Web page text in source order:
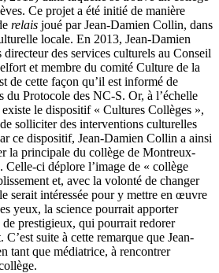
Ce projet a été initié de manière
relais joué par Jean-Damien Collin, dans
locale. En 2013, Jean-Damien
des services culturels au Conseil
et membre du comité Culture de la
de cette façon qu’il est informé de
du Protocole des NC-S. Or, à l’échelle
le dispositif « Cultures Collèges »,
solliciter des interventions culturelles
ce dispositif, Jean-Damien Collin a ainsi
la principale du collège de Montreux-
ci déplore l’image de « collège
et, avec la volonté de changer
serait intéressée pour y mettre en œuvre
yeux, la science pourrait apporter
prestigieux, qui pourrait redorer
C’est suite à cette remarque que Jean-
tant que médiatrice, à rencontrer